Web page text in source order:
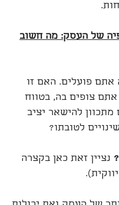
של העסק: מה חשוב
פועלים. האם זו
אתם צופים בה, בטווח
להישאר יציב
לטובתו?
? נציין זאת כאן בקצרה